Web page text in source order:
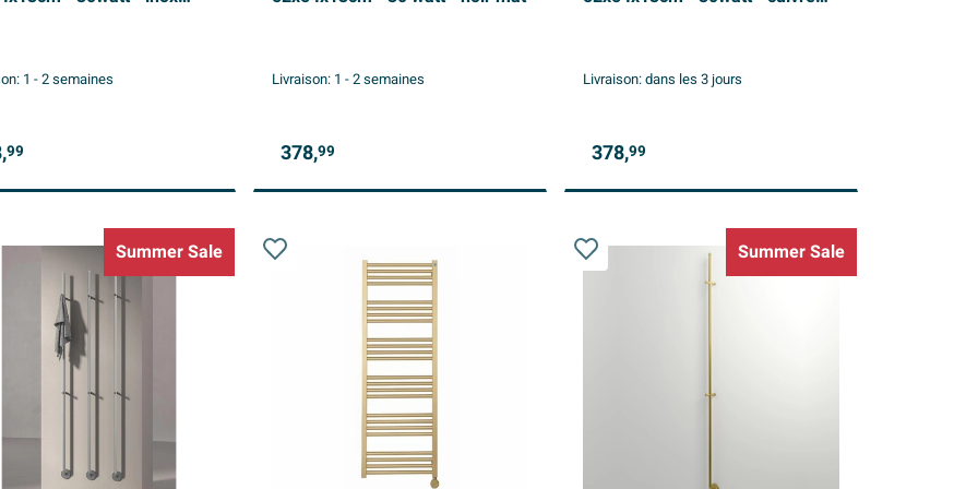
1 - 2 semaines
99
Livraison: 1 - 2 semaines
378,99
Livraison:dans les 3 jours
378,99
Summer Sale Summer Sale